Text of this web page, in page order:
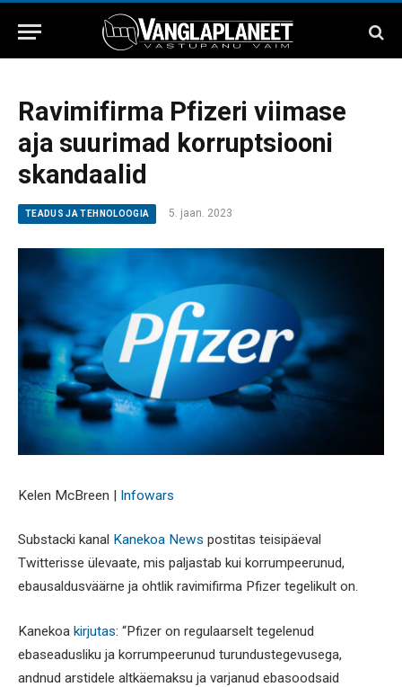
Ravimifirma Pfizeri viimase
aja suurimad korruptsiooni
skandaalid
TEADUS JA TEHNOLOOGIA 5. jaan. 2023
Kelen McBreen | Infowars
Substacki kanal Kanekoa News postitas teisipäeval
Twitterisse ülevaate, mis paljastab kui korrumpeerunud,
ebausaldusväärne ja ohtlik ravimifirma Pfizer tegelikult on.
Kanekoa kirjutas: “Pfizer on regulaarselt tegelenud
ebaseadusliku ja korrumpeerunud turundustegevusega,
andnud arstidele altkäemaksu ja varjanud ebasoodsaid